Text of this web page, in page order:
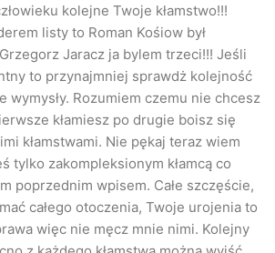
kolejne Twoje kłamstwo!!!
listy to Roman Kośiow był
Jaracz ja bylem trzeci!!! Jeśli
to przynajmniej sprawdż kolejność
wymysły. Rozumiem czemu nie chcesz
kłamiesz po drugie boisz się
kłamstwami. Nie pękaj teraz wiem
tylko zakompleksionym kłamcą co
poprzednim wpisem. Całe szczęście,
całego otoczenia, Twoje urojenia to
więc nie męcz mnie nimi. Kolejny